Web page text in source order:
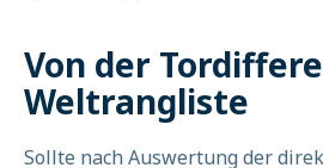
Von der
Weltrangliste
Sollte nach Auswertung der